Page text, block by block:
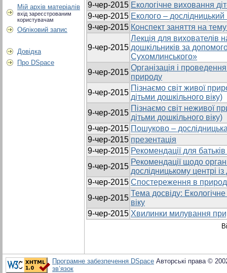
Мій архів матеріалів
вхід зареєстрованим
користувачам
Обліковий запис
Довідка
Про DSpace
9-чер-2015 Екологічне виховання
9-чер-2015 Еколого –
9-чер-2015 Конспект заняття на
9-чер-2015
Лекція для вихователів
дошкільників за
Сухомлинського»
9-чер-2015
Організація і
природу
9-чер-2015
Пізнаємо світ живої
дітьми дошкільного віку)
9-чер-2015
Пізнаємо світ неживої
дітьми дошкільного віку)
9-чер-2015 Пошуково – дослідницька
9-чер-2015 презентація
9-чер-2015 Рекомендації для
9-чер-2015
Рекомендації щодо
дослідницькому центрі
9-чер-2015 Спостереження в
9-чер-2015
Тема досвіду:
віку
9-чер-2015 Хвилинки милування
Програмне забезпечення DSpace Авторські права ©
зв’язок